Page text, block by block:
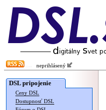
neprihlásený
DSL pripojenie
Ceny DSL
Dostupnosť DSL